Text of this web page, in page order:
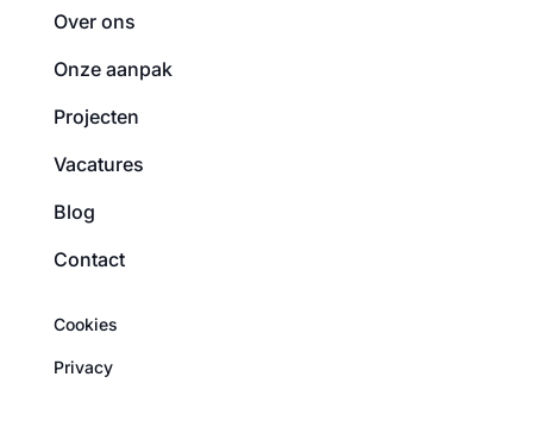
Over ons
Onze aanpak
Projecten
Vacatures
Blog
Contact
Cookies
Privacy